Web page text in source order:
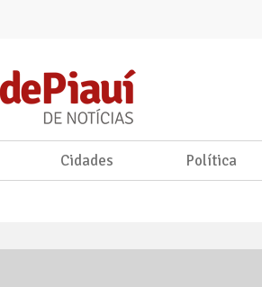
Cidades Política